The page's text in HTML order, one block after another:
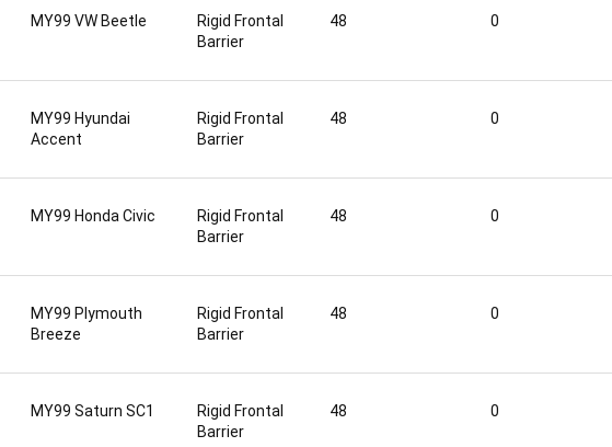
MY99 VW Beetle
Rigid Frontal
Barrier
48 0
MY99 Hyundai
Accent
Rigid Frontal
Barrier
48 0
MY99 Honda Civic
Rigid Frontal
Barrier
48 0
MY99 Plymouth
Breeze
Rigid Frontal
Barrier
48 0
MY99 Saturn SC1
Rigid Frontal
Barrier
48 0